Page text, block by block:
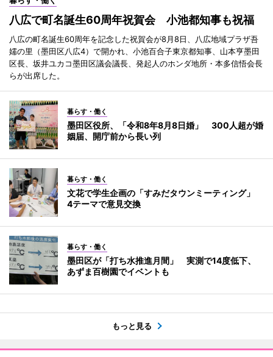
八広で町名誕生60周年祝賀会 小池都知事も祝福
八広の町名誕生60周年を記念した祝賀会が8月8日、八広地域プラザ吾
嬬の里（墨田区八広4）で開かれ、小池百合子東京都知事、山本亨墨田
区長、坂井ユカコ墨田区議会議長、発起人のホンダ地所・本多信悟会長
らが出席した。
暮らす・働く
墨田区役所、「令和8年8月8日婚」 300人超が婚
姻届、開庁前から長い列
暮らす・働く
文花で学生企画の「すみだタウンミーティング」
4テーマで意見交換
暮らす・働く
墨田区が「打ち水推進月間」 実測で14度低下、
あずま百樹園でイベントも
もっと見る